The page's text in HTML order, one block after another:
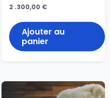
2 .300,00 €
Ajouter au
panier